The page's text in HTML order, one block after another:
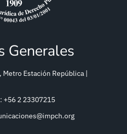
Generales
Estación República |
+56 2 23307215